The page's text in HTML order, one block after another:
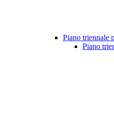
Piano triennale
Piano